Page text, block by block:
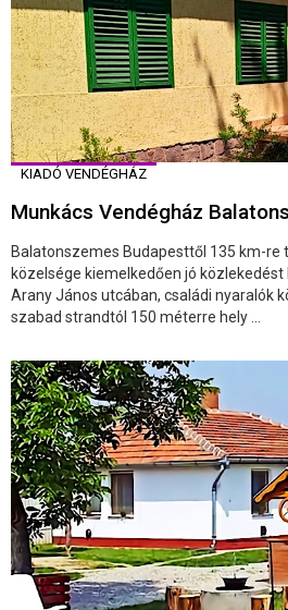
KIADÓ VENDÉGHÁZ
Munkács Vendégház
Balatonszemes Budapesttől 135 km-re
közelsége kiemelkedően jó
Arany János utcában, családi nyaralók
szabad strandtól 150 méterre hely ...